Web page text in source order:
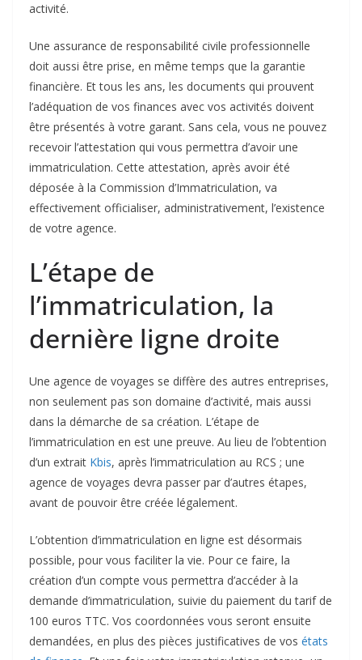
activité.
Une assurance de responsabilité civile professionnelle
doit aussi être prise, en même temps que la garantie
financière. Et tous les ans, les documents qui prouvent
l’adéquation de vos finances avec vos activités doivent
être présentés à votre garant. Sans cela, vous ne pouvez
recevoir l’attestation qui vous permettra d’avoir une
immatriculation. Cette attestation, après avoir été
déposée à la Commission d’Immatriculation, va
effectivement officialiser, administrativement, l’existence
de votre agence.
L’étape de
l’immatriculation, la
dernière ligne droite
Une agence de voyages se diffère des autres entreprises,
non seulement pas son domaine d’activité, mais aussi
dans la démarche de sa création. L’étape de
l’immatriculation en est une preuve. Au lieu de l’obtention
d’un extrait Kbis, après l’immatriculation au RCS ; une
agence de voyages devra passer par d’autres étapes,
avant de pouvoir être créée légalement.
L’obtention d’immatriculation en ligne est désormais
possible, pour vous faciliter la vie. Pour ce faire, la
création d’un compte vous permettra d’accéder à la
demande d’immatriculation, suivie du paiement du tarif de
100 euros TTC. Vos coordonnées vous seront ensuite
demandées, en plus des pièces justificatives de vos états